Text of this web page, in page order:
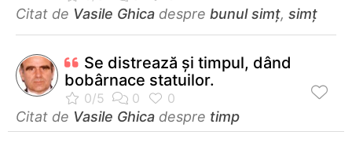
Citat de Vasile Ghica despre bunul simț, simț
Se distrează şi timpul, dând
bobârnace statuilor.
Citat de Vasile Ghica despre timp